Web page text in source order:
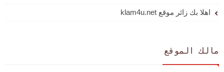
اهلا بك زائر موقع klam4u.net
مالك الموقع